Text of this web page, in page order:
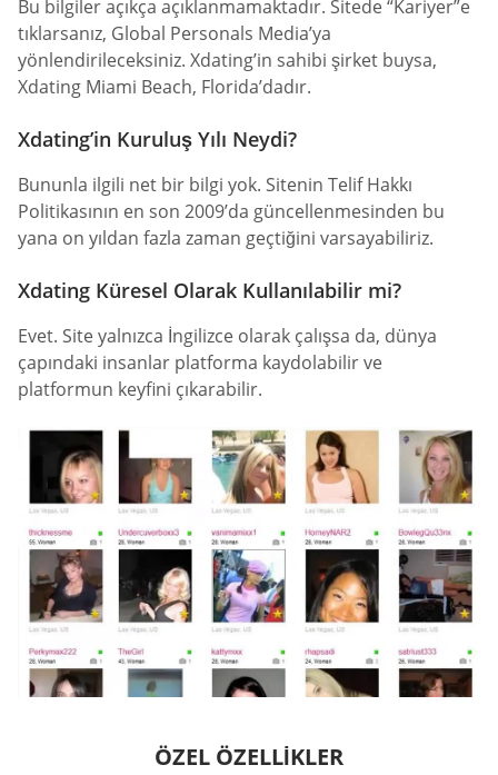
Bu bilgiler açıkça açıklanmamaktadır. Sitede “Kariyer”e
tıklarsanız, Global Personals Media’ya
yönlendirileceksiniz. Xdating’in sahibi şirket buysa,
Xdating Miami Beach, Florida’dadır.
Xdating’in Kuruluş Yılı Neydi?
Bununla ilgili net bir bilgi yok. Sitenin Telif Hakkı
Politikasının en son 2009’da güncellenmesinden bu
yana on yıldan fazla zaman geçtiğini varsayabiliriz.
Xdating Küresel Olarak Kullanılabilir mi?
Evet. Site yalnızca İngilizce olarak çalışsa da, dünya
çapındaki insanlar platforma kaydolabilir ve
platformun keyfini çıkarabilir.
ÖZEL ÖZELLIKLER